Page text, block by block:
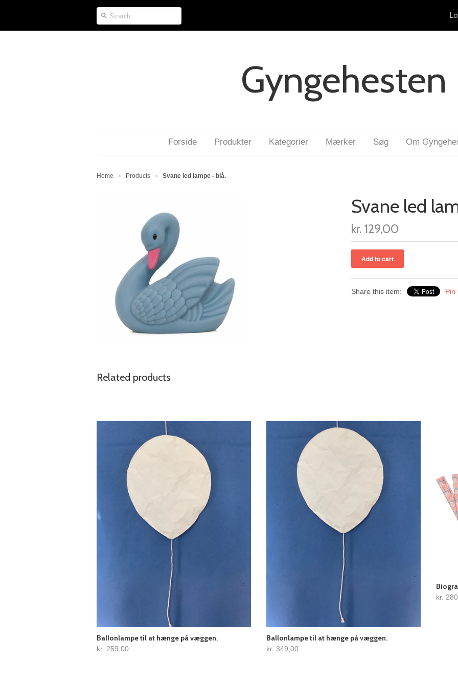
Gyngehesten
Forside Produkter Kategorier Mærker Søg Om
Home > Products > Svane led lampe - blå.
Svane led
kr. 129,00
Share this item: Pin
Related products
Ballonlampe til at hænge på væggen.
kr. 259,00
Ballonlampe til at hænge på væggen.
kr. 349,00
kr.